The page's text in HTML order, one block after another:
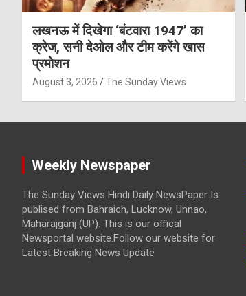
लखनऊ में दिखेगा ‘बंटवारा 1947’ का
क्रेज, सनी देओल और टीम करेंगे खास
प्रमोशन
August 3, 2026 The Sunday Views
Weekly Newspaper
The Sunday Views Hindi Daily NewsPaper Is
publised from Bahraich, Lucknow, Unnao,
Maharajganj (UP). This is our offical
Newsportal website.Follow our website for
Latest Breaking News Update